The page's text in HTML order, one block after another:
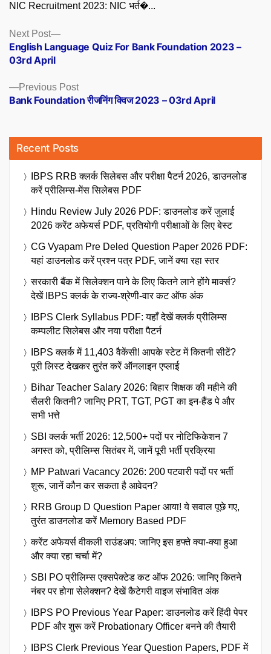
NIC Recruitment 2023: NIC भर्त�...
Posts
navigation
Previous PostPrevious
post:
Bank Foundation रीजनिंग क्विज 2023 – 03rd April
Next Post
Next
post:
English Language Quiz For Bank Foundation 2023 –
03rd April
Recent Posts
IBPS RRB क्लर्क सिलेबस और परीक्षा पैटर्न 2026, डाउनलोड
करें प्रीलिम्स-मेंस सिलेबस PDF
Hindu Review July 2026 PDF: डाउनलोड करें जुलाई
2026 करेंट अफेयर्स PDF, प्रतियोगी परीक्षाओं के लिए बेस्ट
CG Vyapam Pre Deled Question Paper 2026 PDF:
यहां डाउनलोड करें प्रश्न पत्र PDF, जानें क्या रहा स्तर
सरकारी बैंक में सिलेक्शन पाने के लिए कितने लाने होंगे मार्क्स?
देखें IBPS क्लर्क के राज्य-श्रेणी-वार कट ऑफ अंक
IBPS Clerk Syllabus PDF: यहाँ देखें क्लर्क प्रीलिम्स
कम्पलीट सिलेबस और नया परीक्षा पैटर्न
IBPS क्लर्क में 11,403 वैकेंसी! आपके स्टेट में कितनी सीटें?
पूरी लिस्ट देखकर तुरंत करें ऑनलाइन एप्लाई
Bihar Teacher Salary 2026: बिहार शिक्षक की महीने की
सैलरी कितनी? जानिए PRT, TGT, PGT का इन-हैंड पे और
सभी भत्ते
SBI क्लर्क भर्ती 2026: 12,500+ पदों पर नोटिफिकेशन 7
अगस्त को, प्रीलिम्स सितंबर में, जानें पूरी भर्ती प्रक्रिया
MP Patwari Vacancy 2026: 200 पटवारी पदों पर भर्ती
शुरू, जानें कौन कर सकता है आवेदन?
RRB Group D Question Paper आया! ये सवाल पूछे गए,
तुरंत डाउनलोड करें Memory Based PDF
करेंट अफेयर्स वीकली राउंडअप: जानिए इस हफ्ते क्या-क्या हुआ
और क्या रहा चर्चा में?
SBI PO प्रीलिम्स एक्सपेक्टेड कट ऑफ 2026: जानिए कितने
नंबर पर होगा सेलेक्शन? देखें कैटेगरी वाइज संभावित अंक
IBPS PO Previous Year Paper: डाउनलोड करें हिंदी पेपर
PDF और शुरू करें Probationary Officer बनने की तैयारी
IBPS Clerk Previous Year Question Papers, PDF में